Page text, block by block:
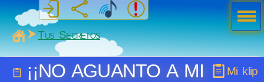
MiSabueso
Tus Secretos
Mi klip
¡¡NO AGUANTO A MI
Men
ú